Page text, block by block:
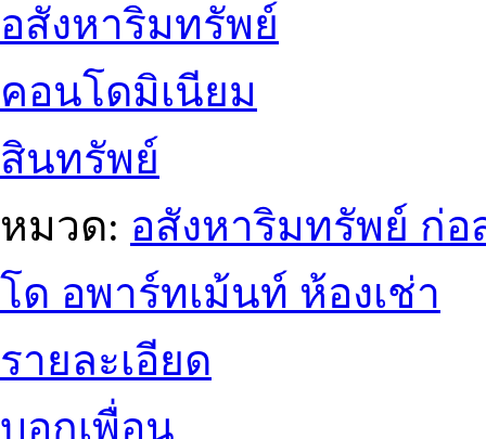
อสังหาริมทรัพย์
คอนโดมิเนียม
สินทรัพย์
หมวด: อสังหาริมทรัพย์ ก่
โด อพาร์ทเม้นท์ ห้องเช่า
รายละเอียด
บอกเพื่อน